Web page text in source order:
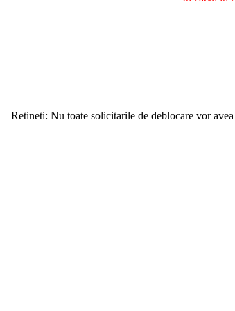
Retineti: Nu toate solicitarile de deblocare vor